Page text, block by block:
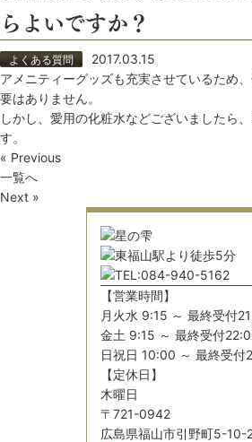
らよいですか？
よくある質問
2017.03.15
アメニティーグッズも充実させているため
要はありません。
しかし、愛用の化粧水などございましたら
す。
« Previous
一覧へ
Next »
【営業時間】
月火水 9:15 ～ 最終受付
金土 9:15 ～ 最終受付
日祝日 10:00 ～ 最終受付
【定休日】
木曜日
〒721-0942
広島県福山市引野町5-10-